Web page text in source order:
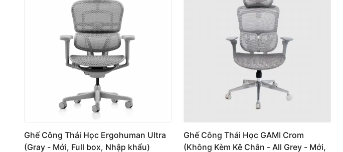
Ghế Công Thái Học Ergohuman Ultra
(Gray - Mới, Full box, Nhập khẩu)
Ghế Công Thái Học GAMI Crom
(Không Kèm Kê Chân - All Grey - Mới,